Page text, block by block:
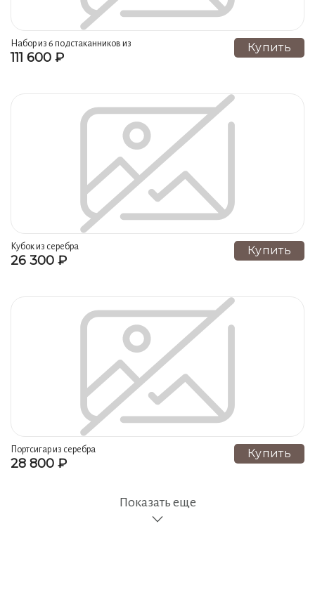
Набор из 6 подстаканников из
серебра на 250 мл
111 600 ₽
Купить
Кубок из серебра
26 300 ₽
Купить
Портсигар из серебра
28 800 ₽
Купить
Показать еще